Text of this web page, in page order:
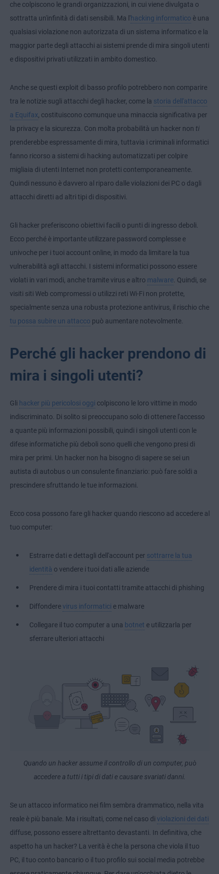
che colpiscono le grandi organizzazioni, in cui viene divulgata o
sottratta un'infinità di dati sensibili. Ma l'hacking informatico è una
qualsiasi violazione non autorizzata di un sistema informatico e la
maggior parte degli attacchi ai sistemi prende di mira singoli utenti
e dispositivi privati utilizzati in ambito domestico.
Anche se questi exploit di basso profilo potrebbero non comparire
tra le notizie sugli attacchi degli hacker, come la storia dell'attacco
a Equifax, costituiscono comunque una minaccia significativa per
la privacy e la sicurezza. Con molta probabilità un hacker non ti
prenderebbe espressamente di mira, tuttavia i criminali informatici
fanno ricorso a sistemi di hacking automatizzati per colpire
migliaia di utenti Internet non protetti contemporaneamente.
Quindi nessuno è davvero al riparo dalle violazioni dei PC o dagli
attacchi diretti ad altri tipi di dispositivi.
Gli hacker preferiscono obiettivi facili o punti di ingresso deboli.
Ecco perché è importante utilizzare password complesse e
univoche per i tuoi account online, in modo da limitare la tua
vulnerabilità agli attacchi. I sistemi informatici possono essere
violati in vari modi, anche tramite virus e altro malware. Quindi, se
visiti siti Web compromessi o utilizzi reti Wi-Fi non protette,
specialmente senza una robusta protezione antivirus, il rischio che
tu possa subire un attacco può aumentare notevolmente.
Perché gli hacker prendono di
mira i singoli utenti?
Gli hacker più pericolosi oggi colpiscono le loro vittime in modo
indiscriminato. Di solito si preoccupano solo di ottenere l'accesso
a quante più informazioni possibili, quindi i singoli utenti con le
difese informatiche più deboli sono quelli che vengono presi di
mira per primi. Un hacker non ha bisogno di sapere se sei un
autista di autobus o un consulente finanziario: può fare soldi a
prescindere sfruttando le tue informazioni.
Ecco cosa possono fare gli hacker quando riescono ad accedere al
tuo computer:
Estrarre dati e dettagli dell'account per sottrarre la tua
identità o vendere i tuoi dati alle aziende
Prendere di mira i tuoi contatti tramite attacchi di phishing
Diffonderevirus informatici e malware
Collegare il tuo computer a una botnet e utilizzarla per
sferrare ulteriori attacchi
Quando un hacker assume il controllo di un computer, può
accedere a tutti i tipi di dati e causare svariati danni.
Se un attacco informatico nei film sembra drammatico, nella vita
reale è più banale. Ma i risultati, come nel caso di violazioni dei dati
diffuse, possono essere altrettanto devastanti. In definitiva, che
aspetto ha un hacker? La verità è che la persona che viola il tuo
PC, il tuo conto bancario o il tuo profilo sui social media potrebbe